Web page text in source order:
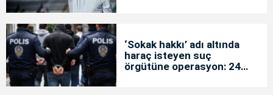
‘Sokak hakkı’ adı altında
haraç isteyen suç
örgütüne operasyon: 24